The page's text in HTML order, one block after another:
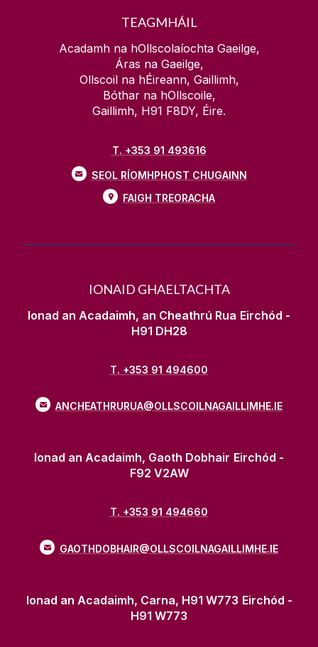
TEAGMHÁIL
Acadamh na hOllscolaíochta Gaeilge,
Áras na Gaeilge,
Ollscoil na hÉireann, Gaillimh,
Bóthar na hOllscoile,
Gaillimh, H91 F8DY, Éire.
T. +353 91 493616
SEOL RÍOMHPHOST CHUGAINN
FAIGH TREORACHA
IONAID GHAELTACHTA
Ionad an Acadaimh, an Cheathrú Rua Eirchód -
H91 DH28
T. +353 91 494600
ANCHEATHRURUA@OLLSCOILNAGAILLIMHE.IE
Ionad an Acadaimh, Gaoth Dobhair Eirchód -
F92 V2AW
T. +353 91 494660
GAOTHDOBHAIR@OLLSCOILNAGAILLIMHE.IE
Ionad an Acadaimh, Carna, H91 W773 Eirchód -
H91 W773